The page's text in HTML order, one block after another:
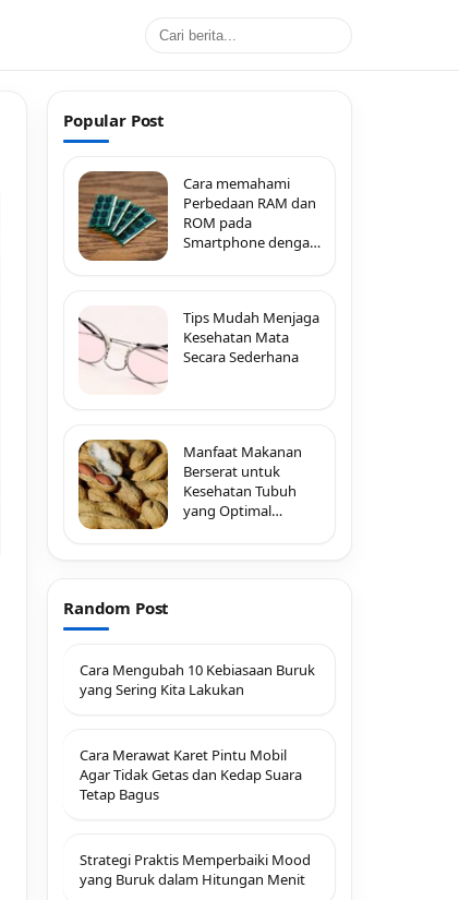
Popular Post
Cara memahami
Perbedaan RAM dan
ROM pada
Smartphone dengan
Tips Mudah Menjaga
Kesehatan Mata
Secara Sederhana
Manfaat Makanan
Berserat untuk
Kesehatan Tubuh
yang Optimal
Random Post
Cara Mengubah 10 Kebiasaan Buruk
yang Sering Kita Lakukan
Cara Merawat Karet Pintu Mobil
Agar Tidak Getas dan Kedap Suara
Tetap Bagus
Strategi Praktis Memperbaiki Mood
yang Buruk dalam Hitungan Menit